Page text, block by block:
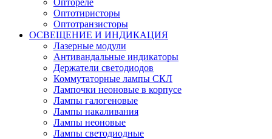
Оптотиристоры
Оптотранзисторы
ОСВЕЩЕНИЕ И ИНДИКАЦИЯ
Лазерные модули
Антивандальные индикаторы
Держатели светодиодов
Коммутаторные лампы СКЛ
Лампочки неоновые в корпусе
Лампы галогеновые
Лампы накаливания
Лампы неоновые
Лампы светодиодные